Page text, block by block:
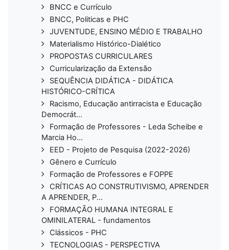
BNCC e Currículo
BNCC, Politicas e PHC
JUVENTUDE, ENSINO MÉDIO E TRABALHO
Materialismo Histórico-Dialético
PROPOSTAS CURRICULARES
Curricularização da Extensão
SEQUÊNCIA DIDÁTICA - DIDÁTICA
HISTÓRICO-CRÍTICA
Racismo, Educação antirracista e Educação
Democrát...
Formação de Professores - Leda Scheibe e
Marcia Ho...
EED - Projeto de Pesquisa (2022-2026)
Gênero e Currículo
Formação de Professores e FOPPE
CRÍTICAS AO CONSTRUTIVISMO, APRENDER
A APRENDER, P...
FORMAÇÃO HUMANA INTEGRAL E
OMINILATERAL - fundamentos
Clássicos - PHC
TECNOLOGIAS - PERSPECTIVA